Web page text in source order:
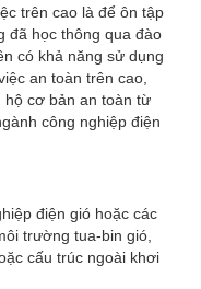
trên cao là để ôn tập
đã học thông qua đào
có khả năng sử dụng
an toàn trên cao,
hộ cơ bản an toàn từ
công nghiệp điện
điện gió hoặc các
trường tua-bin gió,
cấu trúc ngoài khơi